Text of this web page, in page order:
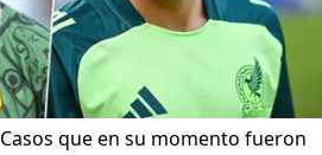
Casos que en su momento fueron